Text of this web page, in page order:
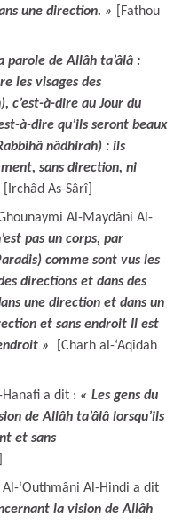
une direction. »
[Fathou
parole de Allâh ta’âlâ :
sans direction, ni
[Irchâd As-Sârî]
Al-Maydâni Al-
pas un corps, par
comme sont vus les
directions et dans des
une direction et dans un
et sans endroit Il est
»
[Charh al-‘Aqîdah
Hanafi a dit : « Les gens du
de Allâh ta’âlâ lorsqu’ils
et sans
‘Outhmâni Al-Hindi a dit
la vision de Allâh